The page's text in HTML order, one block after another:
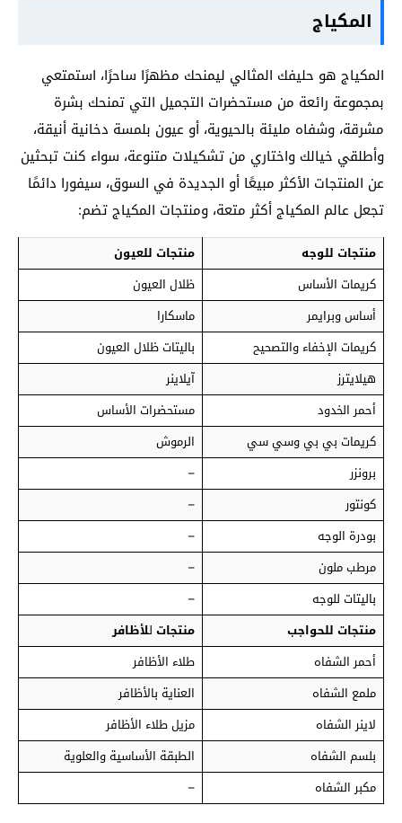
المكياج
المكياج هو حليفك المثالي ليمنحك مظهرًا ساحرًا، استمتعي
بمجموعة رائعة من مستحضرات التجميل التي تمنحك بشرة
مشرقة، وشفاه مليئة بالحيوية، أو عيون بلمسة دخانية أنيقة،
وأطلقي خيالك واختاري من تشكيلات متنوعة، سواء كنت تبحثين
عن المنتجات الأكثر مبيعًا أو الجديدة في السوق، سيفورا دائمًا
تجعل عالم المكياج أكثر متعة، ومنتجات المكياج تضم:
منتجات للوجه
منتجات للعيون
كريمات الأساس
ظلال العيون
أساس وبرايمر
ماسكارا
كريمات الإخفاء والتصحيح
باليتات ظلال العيون
هيلايترز
آيلاينر
أحمر الخدود
مستحضرات الأساس
كريمات بي بي وسي سي
الرموش
برونزر
–
كونتور
–
بودرة الوجه
–
مرطب ملون
–
باليتات للوجه
–
منتجات للحواجب منتجات للأظافر
أحمر الشفاه
طلاء الأظافر
ملمع الشفاه
العناية بالأظافر
لاينر الشفاه
مزيل طلاء الأظافر
بلسم الشفاه
الطبقة الأساسية والعلوية
مكبر الشفاه
–